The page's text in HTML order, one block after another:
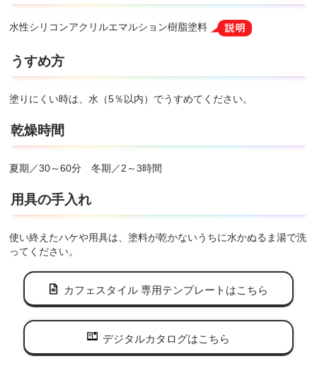
水性シリコンアクリルエマルション樹脂塗料
うすめ方
塗りにくい時は、水（5％以内）でうすめてください。
乾燥時間
夏期／30～60分 冬期／2～3時間
用具の手入れ
使い終えたハケや用具は、塗料が乾かないうちに水かぬるま湯で洗
ってください。
カフェスタイル 専用テンプレートはこちら
デジタルカタログはこちら